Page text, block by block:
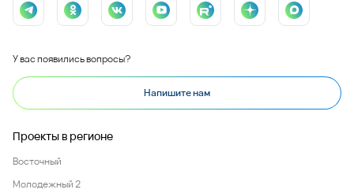
У вас появились вопросы?
Напишите нам
Проекты в регионе
Восточный
Молодежный 2